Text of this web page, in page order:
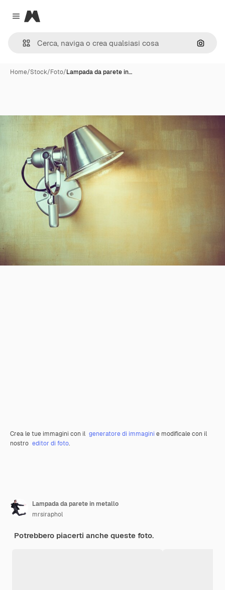
Close menu
Magnific
Cerca
Home/Stock/Foto/Lampada da parete in…
Crea le tue immagini con il generatore di immagini e modificale con il
nostro editor di foto.
Lampada da parete in metallo
mrsiraphol
Potrebbero piacerti anche queste foto.